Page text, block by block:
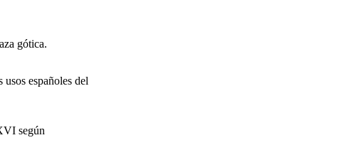
gótica.
españoles del
según